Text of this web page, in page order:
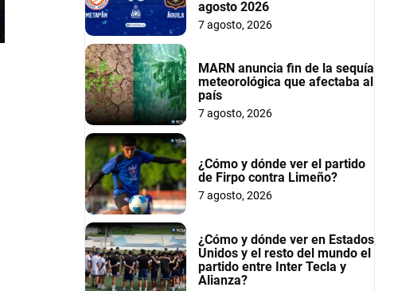
agosto 2026
7 agosto, 2026
MARN anuncia fin de la sequía
meteorológica que afectaba al
país
7 agosto, 2026
¿Cómo y dónde ver el partido
de Firpo contra Limeño?
7 agosto, 2026
¿Cómo y dónde ver en Estados
Unidos y el resto del mundo el
partido entre Inter Tecla y
Alianza?